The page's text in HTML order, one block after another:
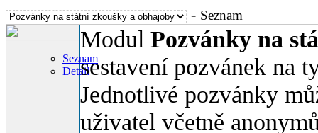
- Seznam
Seznam
Detail
Modul Pozvánky na
sestavení pozvánek na
Jednotlivé pozvánky
uživatel včetně